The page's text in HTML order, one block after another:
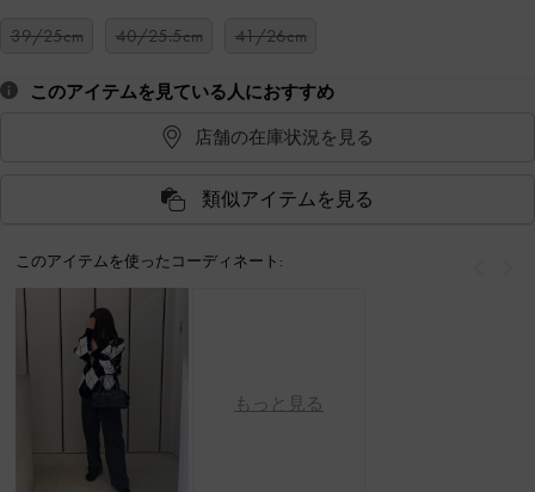
39/25cm 40/25.5cm 41/26cm
このアイテムを見ている人におすすめ
店舗の在庫状況を見る
類似アイテムを見る
このアイテムを使ったコーディネート:
もっと見る